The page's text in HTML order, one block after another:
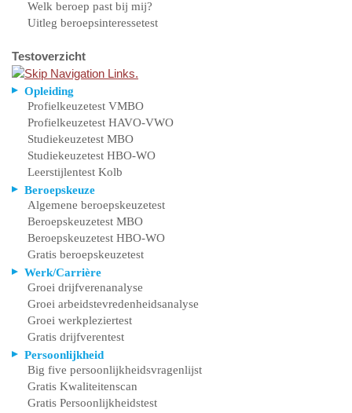
Welk beroep past bij mij?
Uitleg beroepsinteressetest
Testoverzicht
Opleiding
Profielkeuzetest VMBO
Profielkeuzetest HAVO-VWO
Studiekeuzetest MBO
Studiekeuzetest HBO-WO
Leerstijlentest Kolb
Beroepskeuze
Algemene beroepskeuzetest
Beroepskeuzetest MBO
Beroepskeuzetest HBO-WO
Gratis beroepskeuzetest
Werk/Carrière
Groei drijfverenanalyse
Groei arbeidstevredenheidsanalyse
Groei werkpleziertest
Gratis drijfverentest
Persoonlijkheid
Big five persoonlijkheidsvragenlijst
Gratis Kwaliteitenscan
Gratis Persoonlijkheidstest